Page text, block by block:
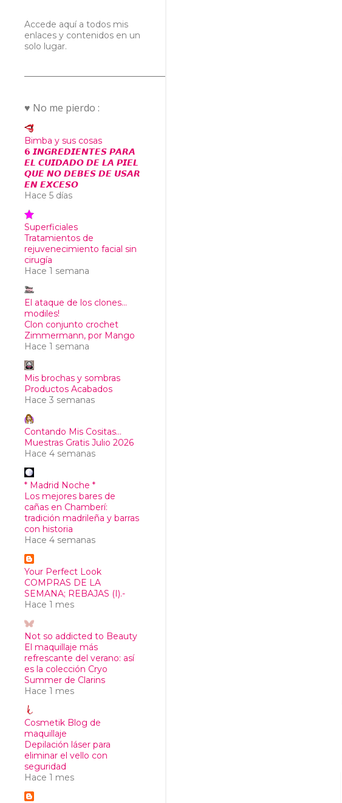
Accede aquí a todos mis
enlaces y contenidos en un
solo lugar.
♥ No me pierdo :
Bimba y sus cosas
𝟲 𝙄𝙉𝙂𝙍𝙀𝘿𝙄𝙀𝙉𝙏𝙀𝙎 𝙋𝘼𝙍𝘼
𝙀𝙇 𝘾𝙐𝙄𝘿𝘼𝘿𝙊 𝘿𝙀 𝙇𝘼 𝙋𝙄𝙀𝙇
𝙌𝙐𝙀 𝙉𝙊 𝘿𝙀𝘽𝙀𝙎 𝘿𝙀 𝙐𝙎𝘼𝙍
𝙀𝙉 𝙀𝙓𝘾𝙀𝙎𝙊
Hace 5 días
Superficiales
Tratamientos de
rejuvenecimiento facial sin
cirugía
Hace 1 semana
El ataque de los clones...
modiles!
Clon conjunto crochet
Zimmermann, por Mango
Hace 1 semana
Mis brochas y sombras
Productos Acabados
Hace 3 semanas
Contando Mis Cositas...
Muestras Gratis Julio 2026
Hace 4 semanas
* Madrid Noche *
Los mejores bares de
cañas en Chamberí:
tradición madrileña y barras
con historia
Hace 4 semanas
Your Perfect Look
COMPRAS DE LA
SEMANA; REBAJAS (I).-
Hace 1 mes
Not so addicted to Beauty
El maquillaje más
refrescante del verano: así
es la colección Cryo
Summer de Clarins
Hace 1 mes
Cosmetik Blog de
maquillaje
Depilación láser para
eliminar el vello con
seguridad
Hace 1 mes